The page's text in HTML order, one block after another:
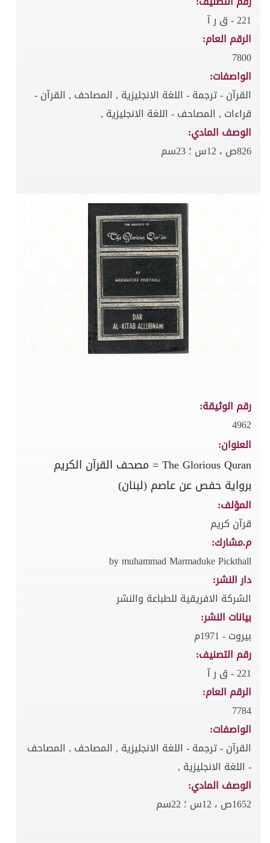
221 - ق ر آ
الرقم العام:
7800
الواصفات:
القرآن - ترجمة - اللغة الانجليزية , المصاحف , القرآن -
قراءات , المصاحف - اللغة الانجليزية ,
الوصف المادي:
826ص ، 12س ؛ 23سم
رقم الوثيقة:
4962
العنوان:
The Glorious Quran = مصحف القرآن الكريم
برواية حفص عن عاصم (لبنان)
المؤلف:
قرآن كريم
م.مشارك:
by muhammad Marmaduke Pickthall
دار النشر:
الشركة الافريقية للطباعة والنشر
بيانات النشر:
بيروت - 1971م
رقم التصنيف:
221 - ق ر آ
الرقم العام:
7784
الواصفات:
القرآن - ترجمة - اللغة الانجليزية , المصاحف , المصاحف
- اللغة الانجليزية ,
الوصف المادي:
1652ص ، 12س ؛ 22سم